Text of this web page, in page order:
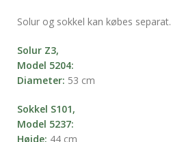
Solur og sokkel kan købes separat.
Solur Z3,
Model 5204:
Diameter: 53 cm
Sokkel S101,
Model 5237:
Højde: 44 cm